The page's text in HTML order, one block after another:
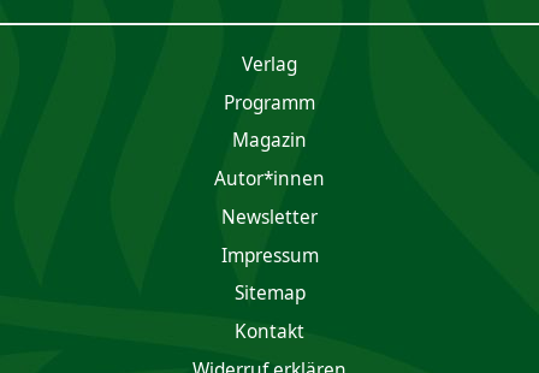
Verlag
Programm
Magazin
Autor*innen
Newsletter
Impres­sum
Sitemap
Kontakt